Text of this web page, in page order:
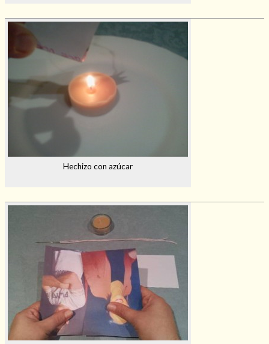
Hechizo con azúcar